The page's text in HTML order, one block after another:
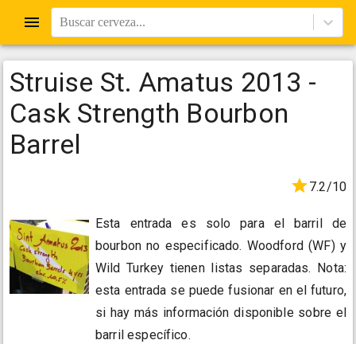
Buscar cerveza...
Struise St. Amatus 2013 -
Cask Strength Bourbon
Barrel
7.2/10
Esta entrada es solo para el barril de
bourbon no especificado. Woodford (WF) y
Wild Turkey tienen listas separadas. Nota:
esta entrada se puede fusionar en el futuro,
si hay más información disponible sobre el
barril específico.